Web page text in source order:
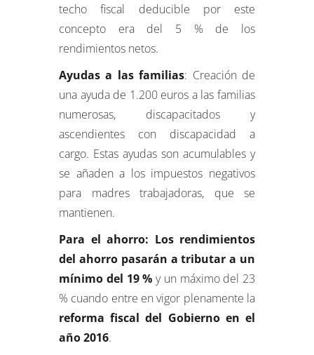
techo fiscal deducible por este
concepto era del 5 % de los
rendimientos netos.
Ayudas a las familias: Creación de
una ayuda de 1.200 euros a las familias
numerosas, discapacitados y
ascendientes con discapacidad a
cargo. Estas ayudas son acumulables y
se añaden a los impuestos negativos
para madres trabajadoras, que se
mantienen.
Para el ahorro: Los rendimientos
del ahorro pasarán a tributar a un
mínimo del 19 % y un máximo del 23
% cuando entre en vigor plenamente la
reforma fiscal del Gobierno en el
año 2016.